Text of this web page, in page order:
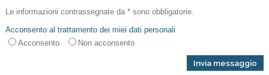
Le informazioni contrassegnate da * sono obbligatorie.
Acconsento al trattamento dei miei dati personali
Acconsento
Non acconsento